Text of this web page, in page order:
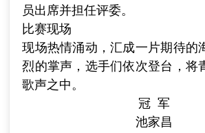
员出席并担任评委。
比赛现场
现场热情涌动，汇成一片期待的
烈的掌声，选手们依次登台，将
歌声之中。
冠 军
池家昌